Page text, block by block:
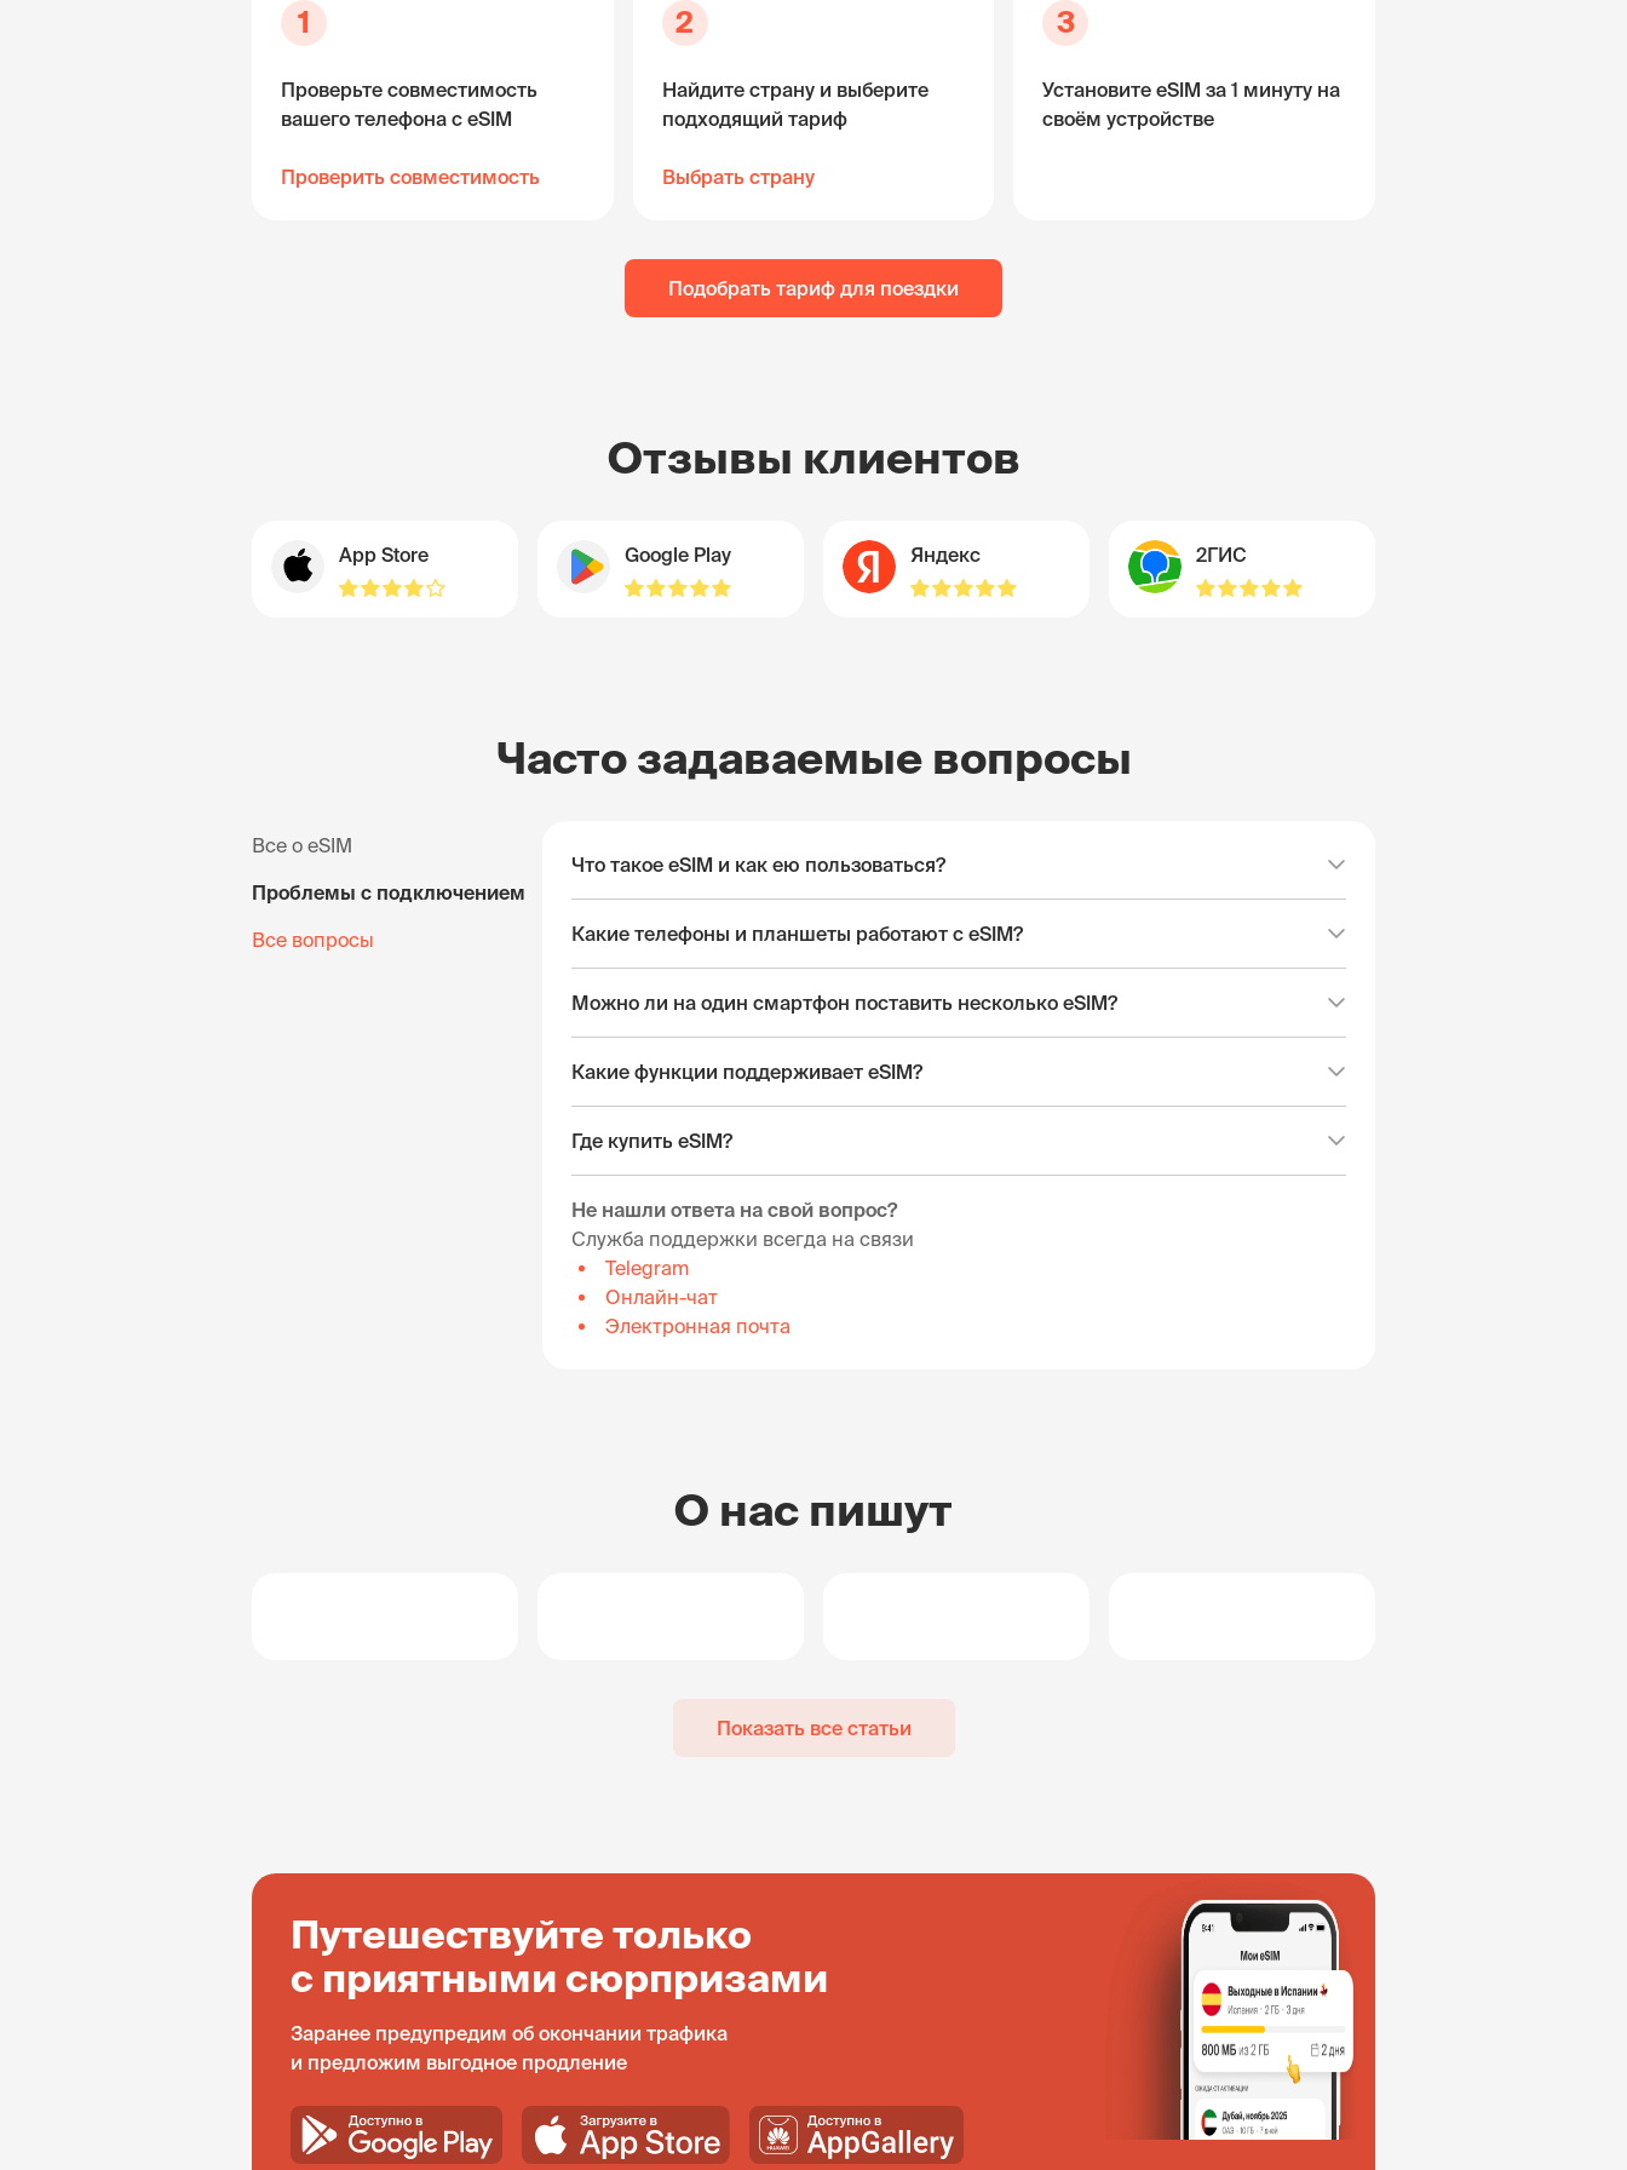
1
Проверьте совместимость
вашего телефона с eSIM
Проверить совместимость
2
Найдите страну и выберите
подходящий тариф
Выбрать страну
3
Установите eSIM за 1 минуту на
своём устройстве
Подобрать тариф для поездки
Отзывы клиентов
App Store Google Play Яндекс 2ГИС
Часто задаваемые вопросы
Все о eSIM
Проблемы с подключением
Все вопросы
Что такое eSIM и как ею пользоваться?
Какие телефоны и планшеты работают с eSIM?
Можно ли на один смартфон поставить несколько eSIM?
Какие функции поддерживает eSIM?
Где купить eSIM?
Не нашли ответа на свой вопрос?
Служба поддержки всегда на связи
Telegram
Онлайн-чат
Электронная почта
О нас пишут
Показать все статьи
Путешествуйте только
с приятными сюрпризами
Заранее предупредим об окончании трафика
и предложим выгодное продление